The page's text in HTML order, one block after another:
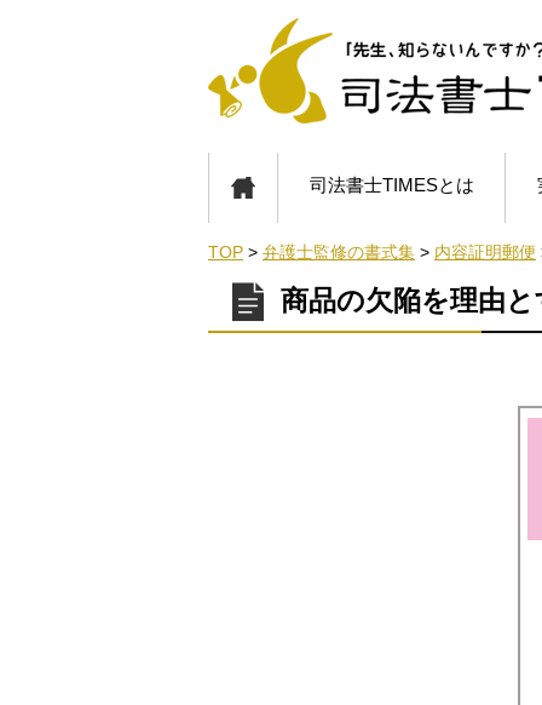
司法書士TIMESとは
TOP > 弁護士監修の書式集 > 内容証明郵便
商品の欠陥を理由